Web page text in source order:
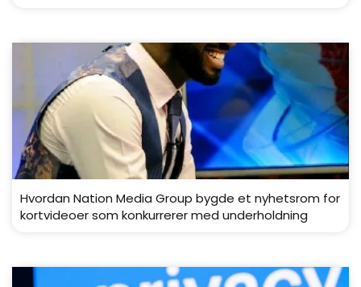
Hvordan Nation Media Group bygde et nyhetsrom for
kortvideoer som konkurrerer med underholdning